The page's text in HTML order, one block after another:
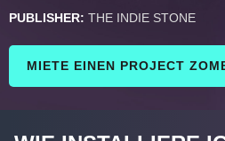
PUBLISHER: THE INDIE STONE
MIETE EINEN PROJECT